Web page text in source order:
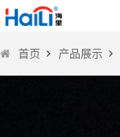
首页 产品展示